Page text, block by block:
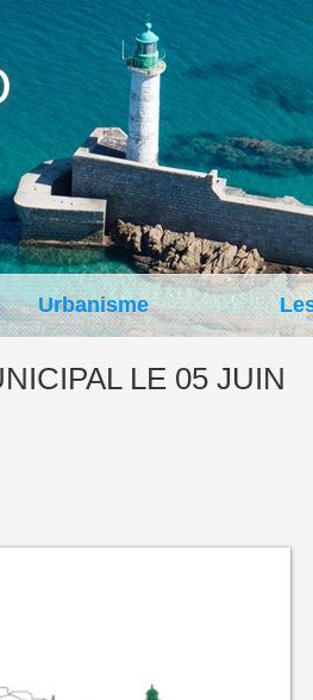
Urbanisme
LE 05 JUIN